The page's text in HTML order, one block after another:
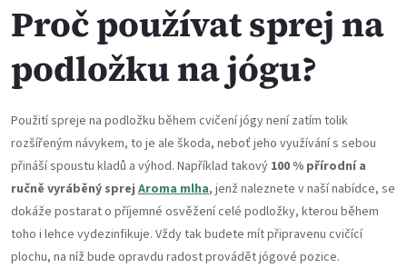
Proč používat sprej na
podložku na jógu?
Použití spreje na podložku během cvičení jógy není zatím tolik
rozšířeným návykem, to je ale škoda, neboť jeho využívání s sebou
přináší spoustu kladů a výhod. Například takový 100 % přírodní a
ručně vyráběný sprej Aroma mlha, jenž naleznete v naší nabídce, se
dokáže postarat o příjemné osvěžení celé podložky, kterou během
toho i lehce vydezinfikuje. Vždy tak budete mít připravenu cvičící
plochu, na níž bude opravdu radost provádět jógové pozice.